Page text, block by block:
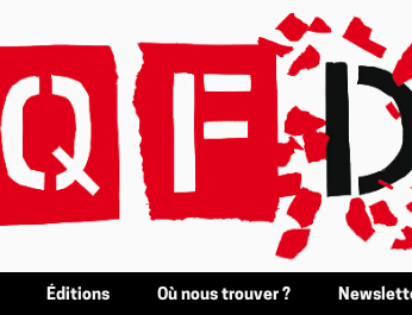
Éditions Où nous trouver ?